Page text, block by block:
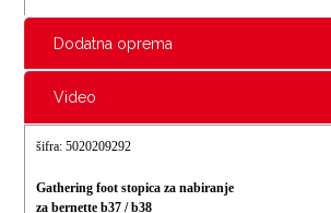
Dodatna oprema
Video
šifra: 5020209292
Gathering foot stopica za nabiranje
za bernette b37 / b38